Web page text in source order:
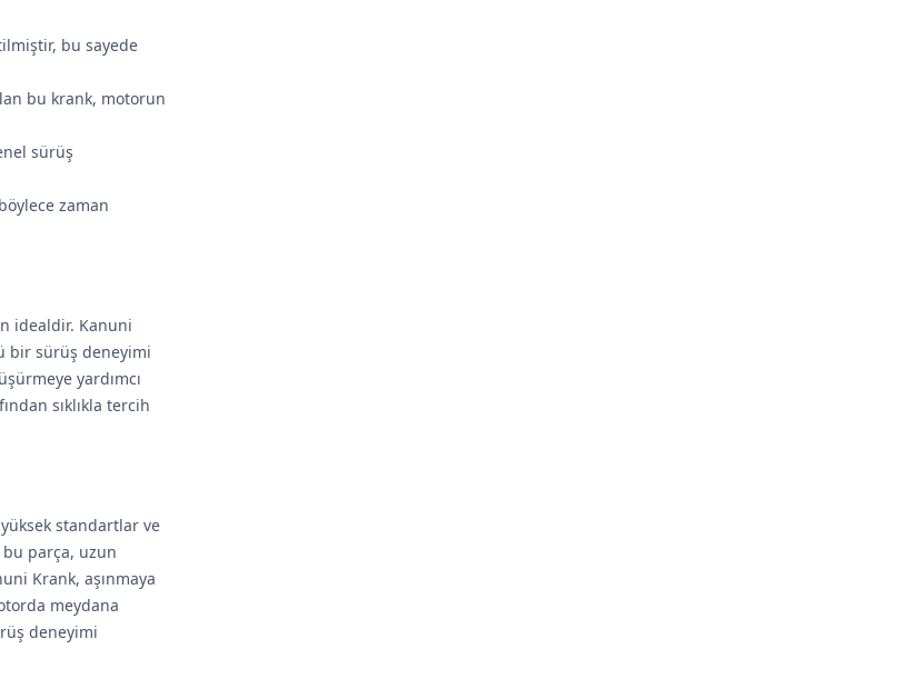
bu sayede
bu krank, motorun
sürüş
zaman
idealdir. Kanuni
bir sürüş deneyimi
yardımcı
sıklıkla tercih
standartlar ve
parça, uzun
Krank, aşınmaya
meydana
deneyimi